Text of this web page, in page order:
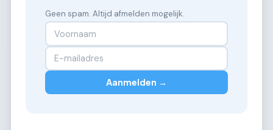
Geen spam. Altijd afmelden mogelijk.
Aanmelden →